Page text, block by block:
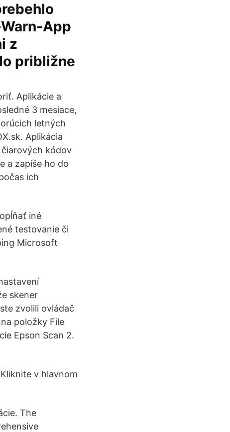
App
z
približne
Aplikácie a
3 mesiace,
letných
Aplikácia
kódov
a zapíše ho do
ich
iné
testovanie či
Microsoft
skener
zvolili ovládač
položky File
Epson Scan 2.
v hlavnom
The